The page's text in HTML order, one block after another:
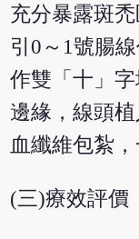
充分暴露斑
引0～1號腸
作雙「十」
邊緣，線頭
血纖維包紮，
(三)療效評價